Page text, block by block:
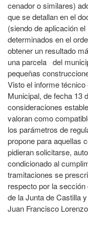
cenador o similares)
que se detallan en el
(siendo de aplicación
determinados en el
obtener un resultado
una parcela del
pequeñas
Visto el informe
Municipal, de fecha 13
consideraciones
valoran como
los parámetros de
propone para aquellas
pidieran solicitarse,
condicionado al
tramitaciones se
respecto por la
de la Junta de Castilla
Juan Francisco